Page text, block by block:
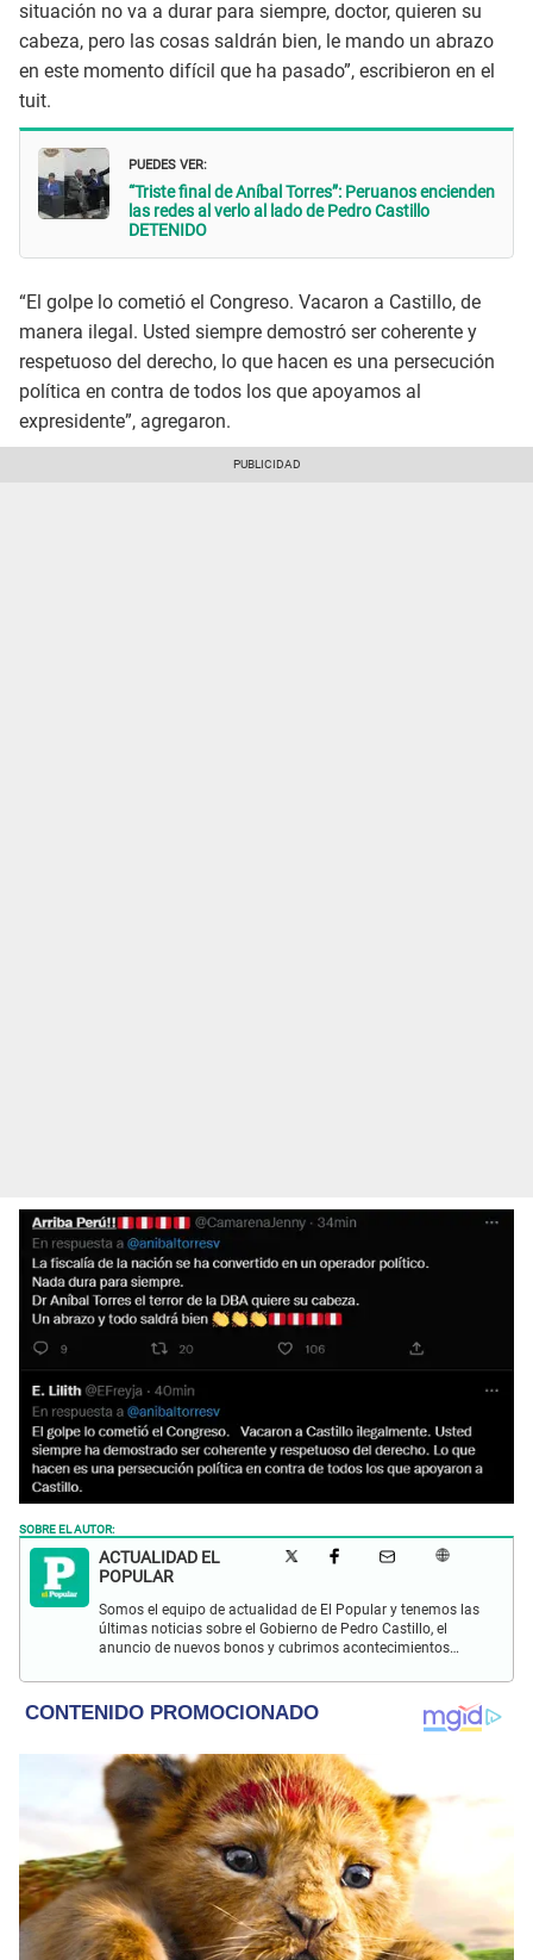
situación no va a durar para siempre, doctor, quieren su
cabeza, pero las cosas saldrán bien, le mando un abrazo
en este momento difícil que ha pasado”, escribieron en el
tuit.
PUEDES VER:
“Triste final de Aníbal Torres”: Peruanos encienden
las redes al verlo al lado de Pedro Castillo
DETENIDO
“El golpe lo cometió el Congreso. Vacaron a Castillo, de
manera ilegal. Usted siempre demostró ser coherente y
respetuoso del derecho, lo que hacen es una persecución
política en contra de todos los que apoyamos al
expresidente”, agregaron.
SOBRE EL AUTOR:
ACTUALIDAD EL
POPULAR
Somos el equipo de actualidad de El Popular y tenemos las
últimas noticias sobre el Gobierno de Pedro Castillo, el
anuncio de nuevos bonos y cubrimos acontecimientos